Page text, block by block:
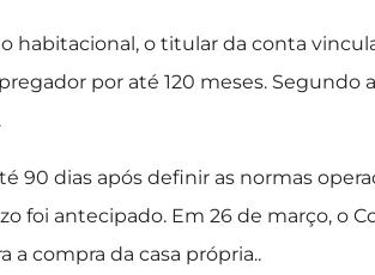
o titular da conta
por até 120 meses. Segundo
90 dias após definir as normas
foi antecipado. Em 26 de março, o
a compra da casa própria..